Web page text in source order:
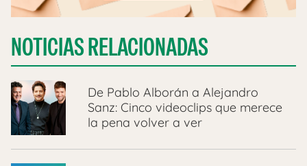
NOTICIAS RELACIONADAS
De Pablo Alborán a Alejandro
Sanz: Cinco videoclips que merece
la pena volver a ver